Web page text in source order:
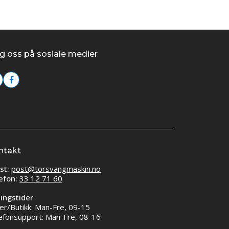
oss på sosiale medier
post@torsvangmaskin.no
33 12 71 60
Butikk: Man-Fre, 09-15
Man-Fre, 08-16